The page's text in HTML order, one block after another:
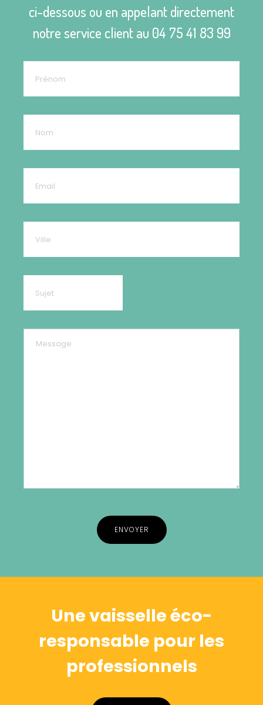
ci-dessous ou en appelant directement
notre service client au 04 75 41 83 99
Une vaisselle éco-
responsable pour les
professionnels